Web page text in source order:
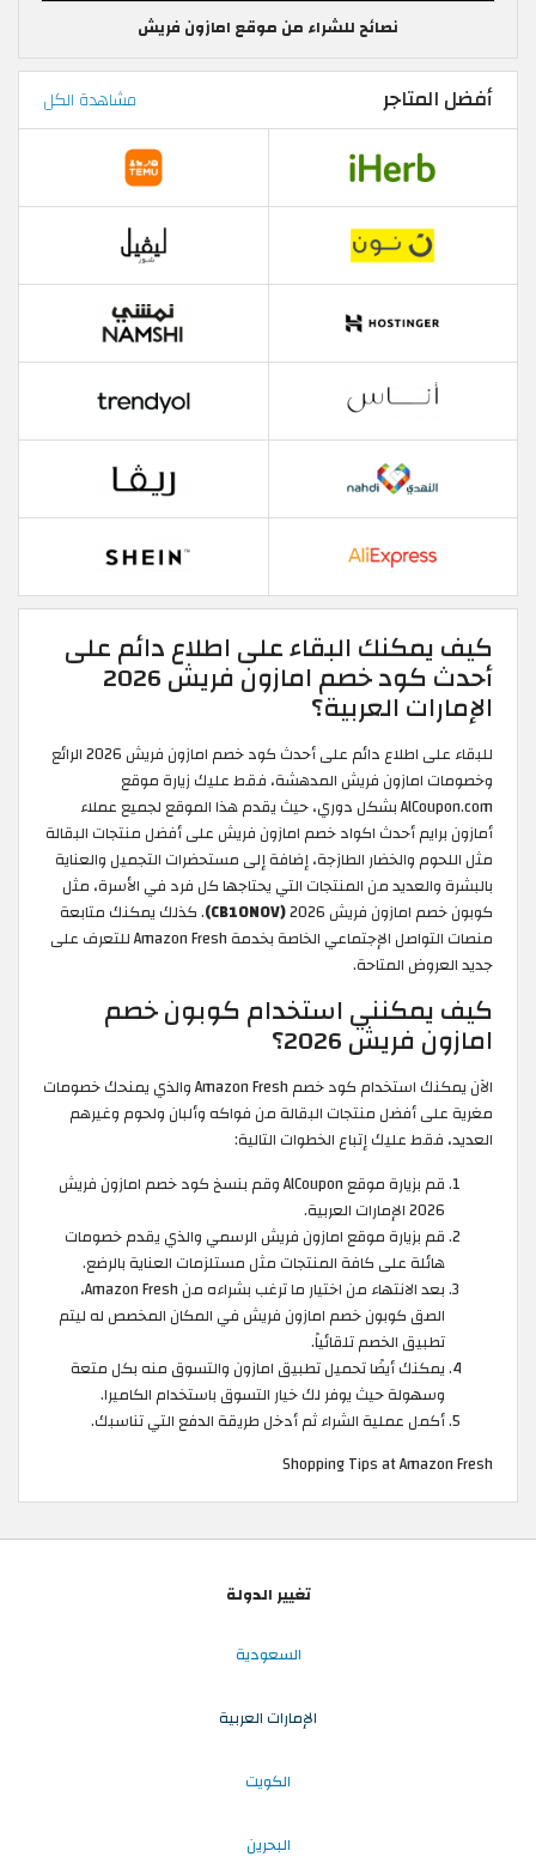
نصائح للشراء من موقع امازون فريش
أفضل المتاجر مشاهدة الكل
كيف يمكنك البقاء على اطلاع دائم على
أحدث كود خصم امازون فريش 2026
الإمارات العربية؟
للبقاء على اطلاع دائم على أحدث كود خصم امازون فريش 2026 الرائع
وخصومات امازون فريش المدهشة، فقط عليك زيارة موقع
AlCoupon.com بشكل دوري، حيث يقدم هذا الموقع لجميع عملاء
أمازون برايم أحدث اكواد خصم امازون فريش على أفضل منتجات البقالة
مثل اللحوم والخضار الطازجة، إضافة إلى مستحضرات التجميل والعناية
بالبشرة والعديد من المنتجات التي يحتاجها كل فرد في الأسرة، مثل
كوبون خصم امازون فريش 2026
(CB10NOV)
. كذلك يمكنك متابعة
منصات التواصل الإجتماعي الخاصة بخدمة Amazon Fresh للتعرف على
جديد العروض المتاحة.
كيف يمكنني استخدام كوبون خصم
امازون فريش 2026؟
الآن يمكنك استخدام كود خصم Amazon Fresh والذي يمنحك خصومات
مغرية على أفضل منتجات البقالة من فواكه وألبان ولحوم وغيرهم
العديد، فقط عليك إتباع الخطوات التالية:
قم بزيارة موقع AlCoupon وقم بنسخ كود خصم امازون فريش
2026 الإمارات العربية.
قم بزيارة موقع امازون فريش الرسمي والذي يقدم خصومات
هائلة على كافة المنتجات مثل مستلزمات العناية بالرضع.
بعد الانتهاء من اختيار ما ترغب بشراءه من Amazon Fresh،
الصق كوبون خصم امازون فريش في المكان المخصص له ليتم
تطبيق الخصم تلقائياً.
يمكنك أيضًا تحميل تطبيق امازون والتسوق منه بكل متعة
وسهولة حيث يوفر لك خيار التسوق باستخدام الكاميرا.
أكمل عملية الشراء ثم أدخل طريقة الدفع التي تناسبك.
Shopping Tips at Amazon Fresh
تغيير الدولة
السعودية
الإمارات العربية
الكويت
البحرين